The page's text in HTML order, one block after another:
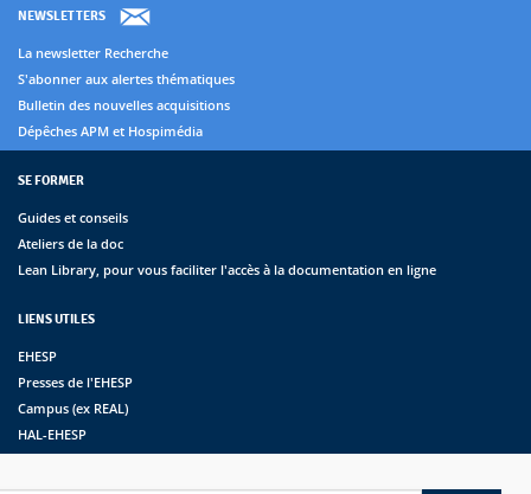
NEWSLETTERS
La newsletter Recherche
S'abonner aux alertes thématiques
Bulletin des nouvelles acquisitions
Dépêches APM et Hospimédia
SE FORMER
Guides et conseils
Ateliers de la doc
Lean Library, pour vous faciliter l'accès à la documentation en ligne
LIENS UTILES
EHESP
Presses de l'EHESP
Campus (ex REAL)
HAL-EHESP